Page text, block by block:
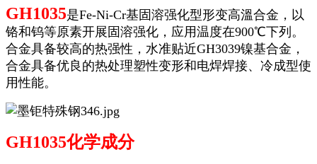
GH1035是Fe-Ni-Cr基固溶强化型形变高溫合金，以
铬和钨等原素开展固溶强化，应用温度在900℃下列。
合金具备较高的热强性，水准贴近GH3039镍基合金，
合金具备优良的热处理塑性变形和电焊焊接、冷成型使
用性能。
GH1035化学成分